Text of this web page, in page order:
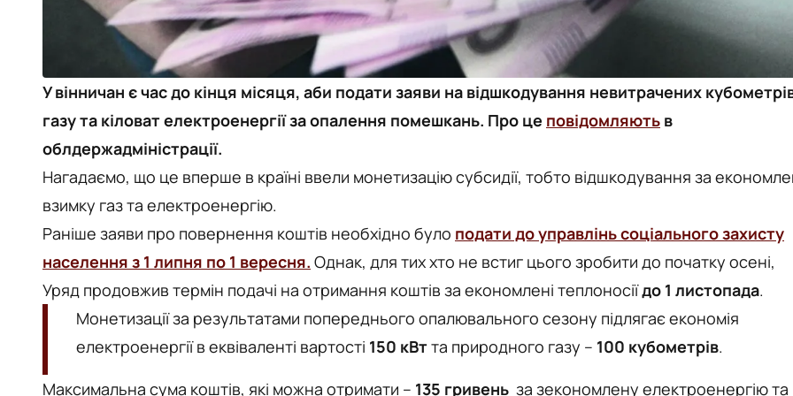
У вінничан є час до кінця місяця, аби подати заяви на відшкодування невитрачених
газу та кіловат електроенергії за опалення помешкань. Про це повідомляють в
облдержадміністрації.
Нагадаємо, що це вперше в країні ввели монетизацію субсидії, тобто відшкодування за
взимку газ та електроенергію.
Раніше заяви про повернення коштів необхідно було подати до управлінь соціального захисту
населення з 1 липня по 1 вересня. Однак, для тих хто не встиг цього зробити до початку осені,
Уряд продовжив термін подачі на отримання коштів за економлені теплоносіїдо 1 листопада.
Монетизації за результатами попереднього опалювального сезону підлягає економія
електроенергії в еквіваленті вартості 150 кВтта природного газу – 100 кубометрів.
Максимальна сума коштів, які можна отримати – 135 гривень за зекономлену електроенергію та